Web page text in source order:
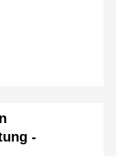
-